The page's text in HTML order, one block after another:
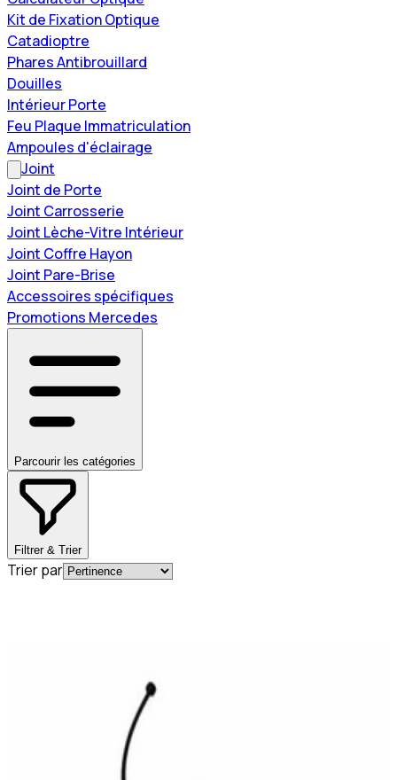
Kit de Fixation Optique
Catadioptre
Phares Antibrouillard
Douilles
Intérieur Porte
Feu Plaque Immatriculation
Ampoules d'éclairage
Joint
Joint de Porte
Joint Carrosserie
Joint Lèche-Vitre Intérieur
Joint Coffre Hayon
Joint Pare-Brise
Accessoires spécifiques
Promotions Mercedes
Parcourir les catégories
Filtrer & Trier
Trier par